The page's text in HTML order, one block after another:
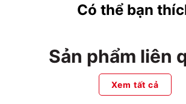
Có thể bạn
Sản phẩm liên
Xem tất cả